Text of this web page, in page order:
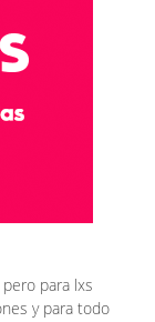
para lxs
y para todo